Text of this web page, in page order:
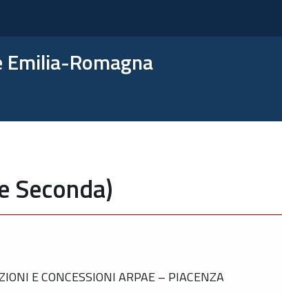
Romagna
Seconda)
E CONCESSIONI ARPAE – PIACENZA